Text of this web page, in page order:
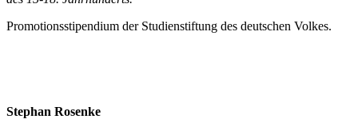
Promotionsstipendium der Studienstiftung des deutschen Volkes.
Stephan Rosenke